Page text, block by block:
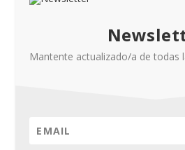
Mantente actualizado/a de todas